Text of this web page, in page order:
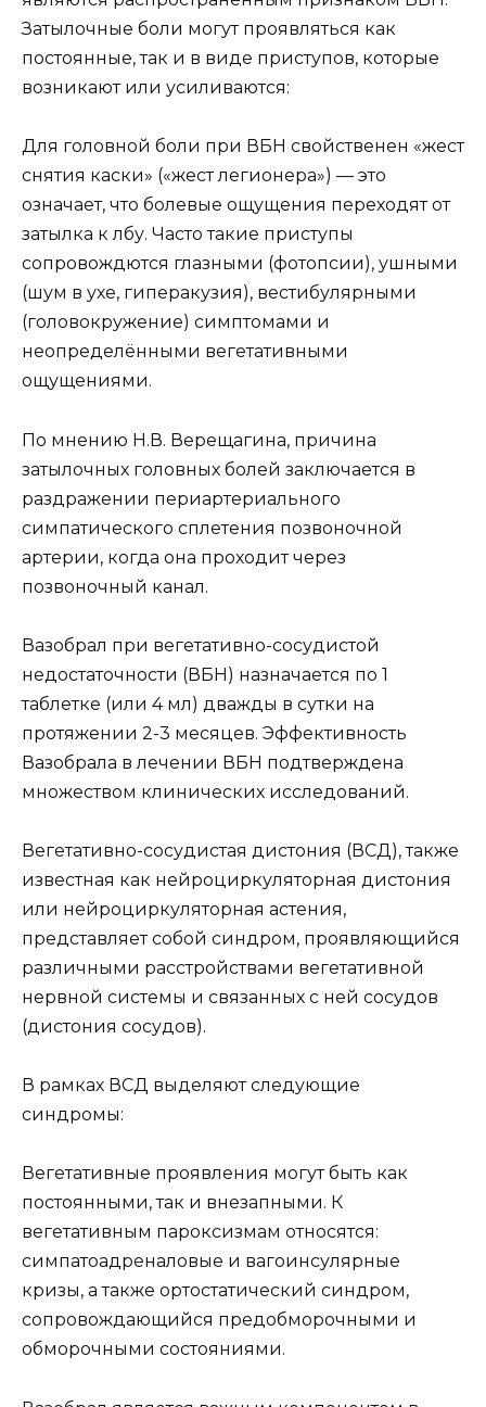
Затылочные боли могут проявляться как
постоянные, так и в виде приступов, которые
возникают или усиливаются:
Для головной боли при ВБН свойственен «жест
снятия каски» («жест легионера») — это
означает, что болевые ощущения переходят от
затылка к лбу. Часто такие приступы
сопровождются глазными (фотопсии), ушными
(шум в ухе, гиперакузия), вестибулярными
(головокружение) симптомами и
неопределёнными вегетативными
ощущениями.
По мнению Н.В. Верещагина, причина
затылочных головных болей заключается в
раздражении периартериального
симпатического сплетения позвоночной
артерии, когда она проходит через
позвоночный канал.
Вазобрал при вегетативно-сосудистой
недостаточности (ВБН) назначается по 1
таблетке (или 4 мл) дважды в сутки на
протяжении 2-3 месяцев. Эффективность
Вазобрала в лечении ВБН подтверждена
множеством клинических исследований.
Вегетативно-сосудистая дистония (ВСД), также
известная как нейроциркуляторная дистония
или нейроциркуляторная астения,
представляет собой синдром, проявляющийся
различными расстройствами вегетативной
нервной системы и связанных с ней сосудов
(дистония сосудов).
В рамках ВСД выделяют следующие
синдромы:
Вегетативные проявления могут быть как
постоянными, так и внезапными. К
вегетативным пароксизмам относятся:
симпатоадреналовые и вагоинсулярные
кризы, а также ортостатический синдром,
сопровождающийся предобморочными и
обморочными состояниями.